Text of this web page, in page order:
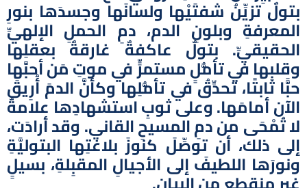
بتولٌ تزيِّنُ شفتَيْها ولسانَها وجسدَها بنورِ
المعرفةِ وبلونِ الدم، دمِ الحملِ الإلهيِّ
الحقيقيِّ. بتولٌ عاكفةٌ غارقةٌ بعقلِها
وقلبِها في تأمُّلٍ مستمرٍّ في موتِ مَن أحبَّها
حبًّا ثابتًا، تحدِّقُ في تأمُّلِها وكأنَّ الدمَ أُرِيقَ
الآن أمامَها. وعلى ثوبِ استشهادِها علامةٌ
لا تُمْحَى من دمِ المسيحِ القاني. وقد أرادَت،
إلى ذلك، أن توصِّلَ كنوزَ بلاغتِها البتوليَّةِ
ونورَها اللطيفَ إلى الأجيالِ المقبِلةِ، بسيلٍ